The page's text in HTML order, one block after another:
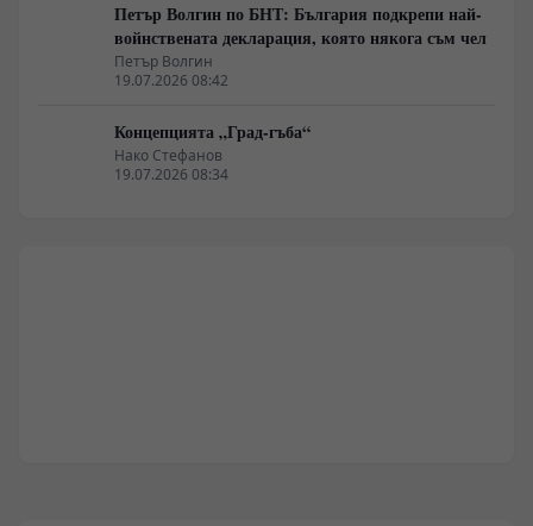
Петър Волгин по БНТ: България подкрепи най-
войнствената декларация, която някога съм чел
Петър Волгин
19.07.2026 08:42
Концепцията „Град-гъба“
Нако Стефанов
19.07.2026 08:34